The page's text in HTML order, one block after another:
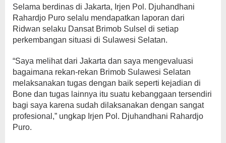
Selama berdinas di Jakarta, Irjen Pol. Djuhandhani
Rahardjo Puro selalu mendapatkan laporan dari
Ridwan selaku Dansat Brimob Sulsel di setiap
perkembangan situasi di Sulawesi Selatan.
“Saya melihat dari Jakarta dan saya mengevaluasi
bagaimana rekan-rekan Brimob Sulawesi Selatan
melaksanakan tugas dengan baik seperti kejadian di
Bone dan tugas lainnya itu suatu kebanggaan tersendiri
bagi saya karena sudah dilaksanakan dengan sangat
profesional,” ungkap Irjen Pol. Djuhandhani Rahardjo
Puro.